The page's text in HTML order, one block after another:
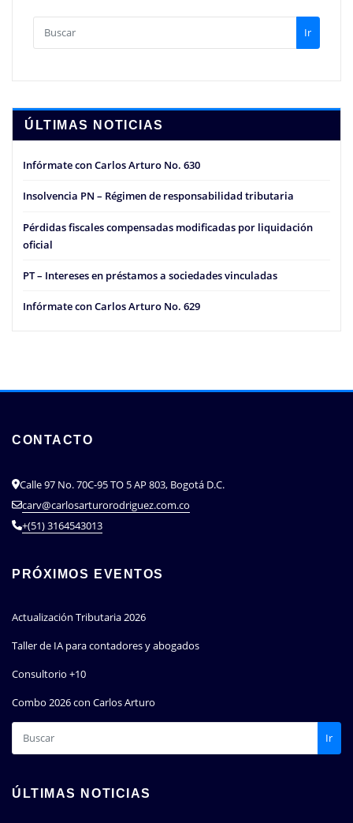
Ir
ÚLTIMAS NOTICIAS
Infórmate con Carlos Arturo No. 630
Insolvencia PN – Régimen de responsabilidad tributaria
Pérdidas fiscales compensadas modificadas por liquidación
oficial
PT – Intereses en préstamos a sociedades vinculadas
Infórmate con Carlos Arturo No. 629
CONTACTO
Calle 97 No. 70C-95 TO 5 AP 803, Bogotá D.C.
carv@carlosarturorodriguez.com.co
+(51) 3164543013
PRÓXIMOS EVENTOS
Actualización Tributaria 2026
Taller de IA para contadores y abogados
Consultorio +10
Combo 2026 con Carlos Arturo
Ir
ÚLTIMAS NOTICIAS